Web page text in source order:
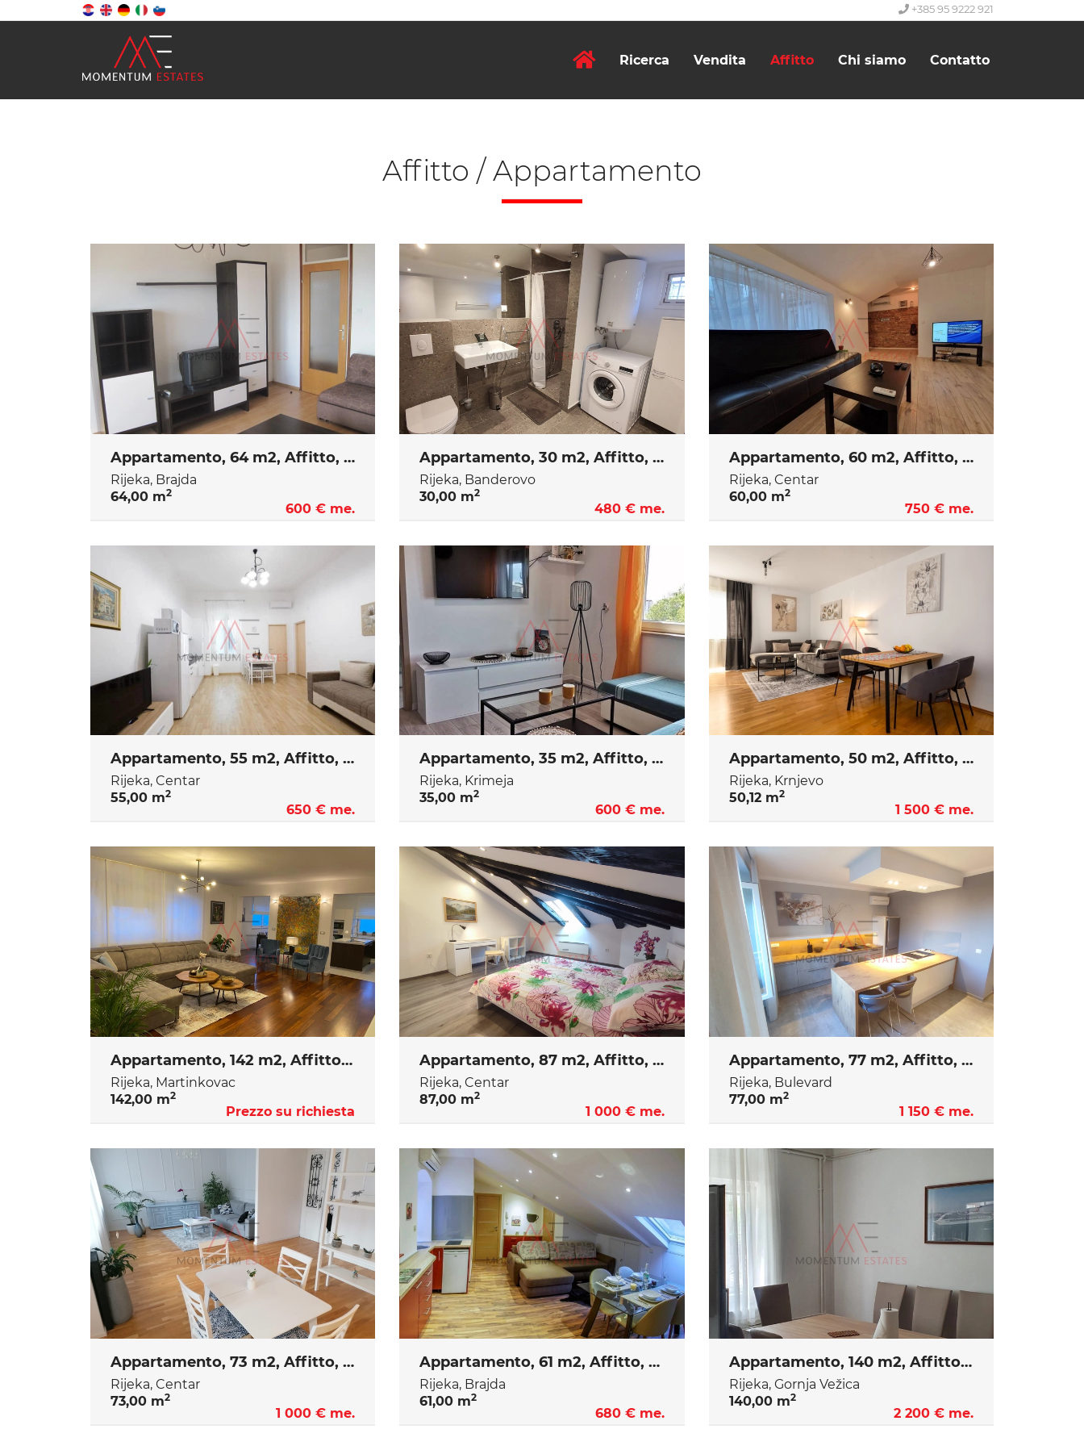
+385 95 9222 921
Ricerca Vendita Affitto Chi siamo Contatto
Affitto / Appartamento
Appartamento, 64 m2, Affitto, Rijeka - Brajda
Rijeka, Brajda
64,00 m2
600 € me.
Appartamento, 30 m2, Affitto, Rijeka - Banderovo
Rijeka, Banderovo
30,00 m2
480 € me.
Appartamento, 60 m2, Affitto, Rijeka - Centar
Rijeka, Centar
60,00 m2
750 € me.
Appartamento, 55 m2, Affitto, Rijeka - Centar
Rijeka, Centar
55,00 m2
650 € me.
Appartamento, 35 m2, Affitto, Rijeka - Krimeja
Rijeka, Krimeja
35,00 m2
600 € me.
Appartamento, 50 m2, Affitto, Rijeka - Krnjevo
Rijeka, Krnjevo
50,12 m2
1 500 € me.
Appartamento, 142 m2, Affitto, Rijeka - Martinkovac
Rijeka, Martinkovac
142,00 m2
Prezzo su richiesta
Appartamento, 87 m2, Affitto, Rijeka - Centar
Rijeka, Centar
87,00 m2
1 000 € me.
Appartamento, 77 m2, Affitto, Rijeka - Bulevard
Rijeka, Bulevard
77,00 m2
1 150 € me.
Appartamento, 73 m2, Affitto, Rijeka - Centar
Rijeka, Centar
73,00 m2
1 000 € me.
Appartamento, 61 m2, Affitto, Rijeka - Brajda
Rijeka, Brajda
61,00 m2
680 € me.
Appartamento, 140 m2, Affitto, Rijeka - Gornja Vežica
Rijeka, Gornja Vežica
140,00 m2
2 200 € me.